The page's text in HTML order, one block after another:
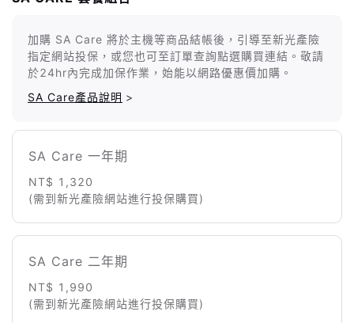
加購 SA Care 將於主機等商品結帳後，引導至新光產險
指定網站投保，或您也可至訂單查詢點選購買連結。敬請
於24hr內完成加保作業，始能以網路優惠價加購。
SA Care產品說明 >
SA Care 一年期
NT$ 1,320
(需到新光產險網站進行投保購買)
SA Care 二年期
NT$ 1,990
(需到新光產險網站進行投保購買)